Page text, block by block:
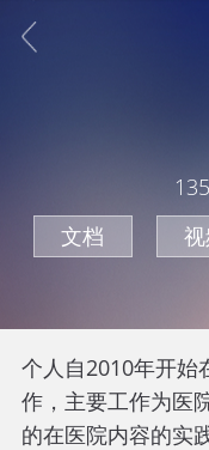
文档
个人自2010年开始
作，主要工作为医
的在医院内容的实